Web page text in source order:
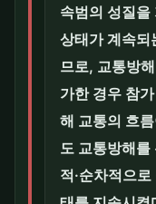
속범의 성질을
상태가 계속되
므로, 교통방
가한 경우 참
해 교통의 흐
도 교통방해를
적·순차적으